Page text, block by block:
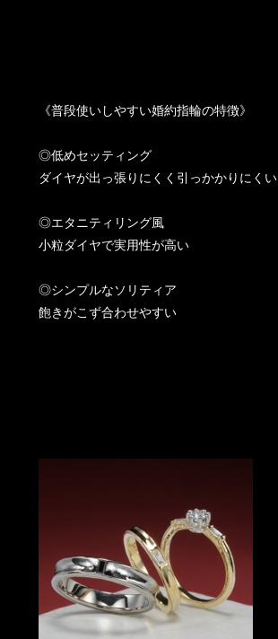
《普段使いしやすい婚約指輪の特徴》
◎低めセッティング
ダイヤが出っ張りにくく引っかかりにくい
◎エタニティリング風
小粒ダイヤで実用性が高い
◎シンプルなソリティア
飽きがこず合わせやすい